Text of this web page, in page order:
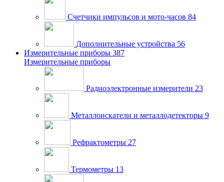
Счетчики импульсов и мото-часов 84
Дополнительные устройства 56
Измерительные приборы 387
Измерительные приборы
Радиоэлектронные измерители 23
Металлоискатели и металлодетекторы 9
Рефрактометры 27
Термометры 13